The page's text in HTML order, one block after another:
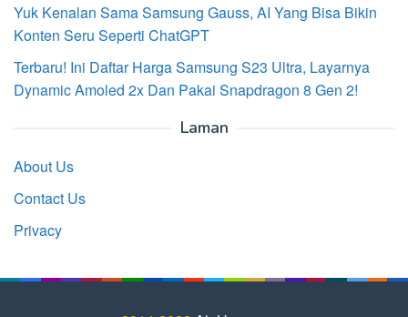
Yuk Kenalan Sama Samsung Gauss, AI Yang Bisa Bikin
Konten Seru Seperti ChatGPT
Terbaru! Ini Daftar Harga Samsung S23 Ultra, Layarnya
Dynamic Amoled 2x Dan Pakai Snapdragon 8 Gen 2!
Laman
About Us
Contact Us
Privacy